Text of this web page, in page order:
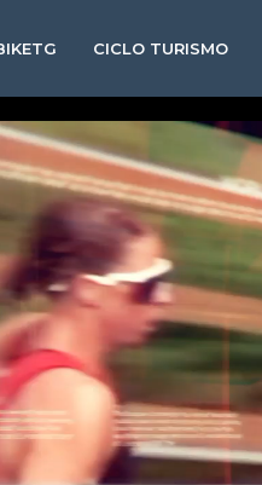
CICLO TURISMO